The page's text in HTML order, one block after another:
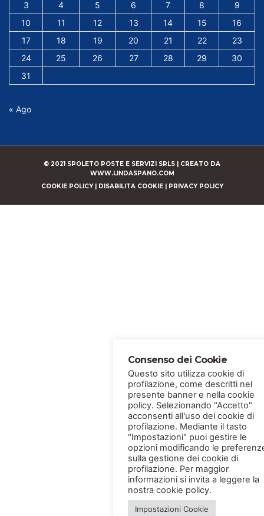
3
4 5 6 7 8
9
10
11 12 13 14 15
16
17
18 19 20 21 22
23
24
25 26 27 28 29
30
31
« Ago
© 2021 SPOLETO POSTE E SERVIZI SRLS | CREATO DA
WWW.LINDASPANO.COM
COOKIE POLICY| DISABILITA COOKIE| PRIVACY POLICY
Consenso dei Cookie
Questo sito utilizza cookie di
profilazione, come descritti nel
presente banner e nella cookie
policy. Selezionando "Accetto"
acconsenti all'uso dei cookie di
profilazione. Mediante il tasto
"Impostazioni" puoi gestire le
opzioni modificando le
sulla gestione dei cookie di
profilazione. Per maggior
informazioni si invita a leggere la
nostra cookie policy.
Impostazioni Cookie